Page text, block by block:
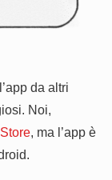
da altri
Noi,
, ma l’app è